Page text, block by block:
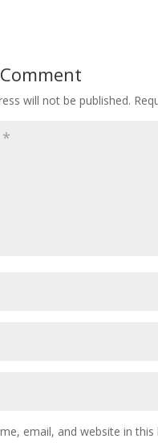
will not be published.
email, and website in